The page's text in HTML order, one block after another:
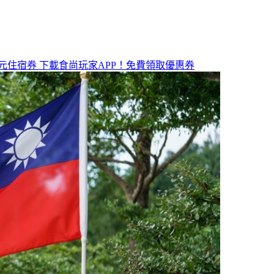
住宿券 下載食尚玩家APP！免費領取優惠券